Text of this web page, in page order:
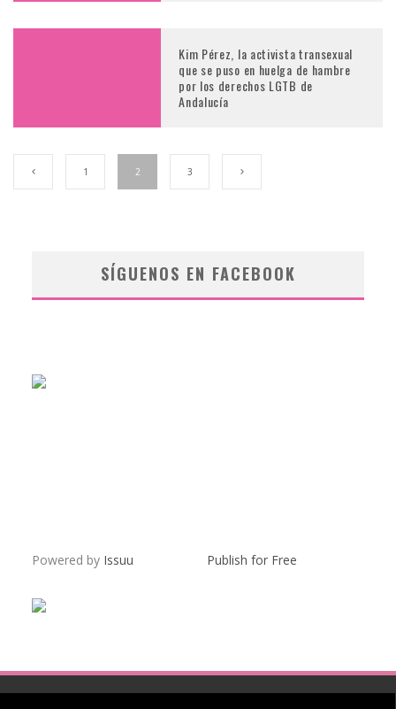
Kim Pérez, la activista transexual
que se puso en huelga de hambre
por los derechos LGTB de
Andalucía
1 2 3
SÍGUENOS EN FACEBOOK
Powered by Issuu Publish for Free